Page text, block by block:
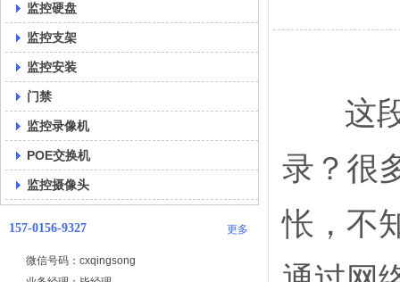
监控硬盘
监控支架
监控安装
门禁
监控录像机
POE交换机
监控摄像头
157-0156-9327 更多
微信号码：cxqingsong
这段
录？很
怅，不